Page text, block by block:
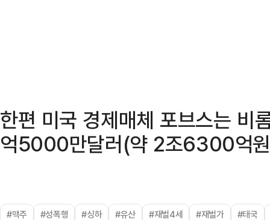
한편 미국 경제매체 포브스는 비
억5000만달러(약 2조6300억
#맥주 #성폭행 #싱하 #유산 #재벌4세 #재벌가 #태국